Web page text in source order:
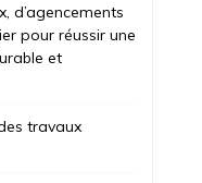
d’agencements
pour réussir une
et
travaux